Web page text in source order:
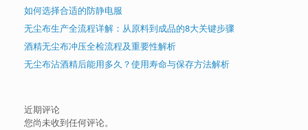
如何选择合适的防静电服
无尘布生产全流程详解：从原料到成品的8大关键步骤
酒精无尘布冲压全检流程及重要性解析
无尘布沾酒精后能用多久？使用寿命与保存方法解析
近期评论
您尚未收到任何评论。